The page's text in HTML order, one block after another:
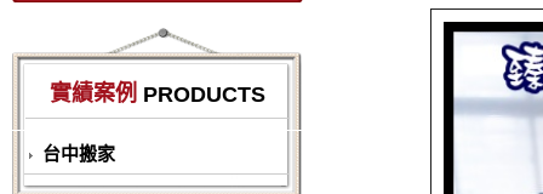
實績案例 PRODUCTS
台中搬家